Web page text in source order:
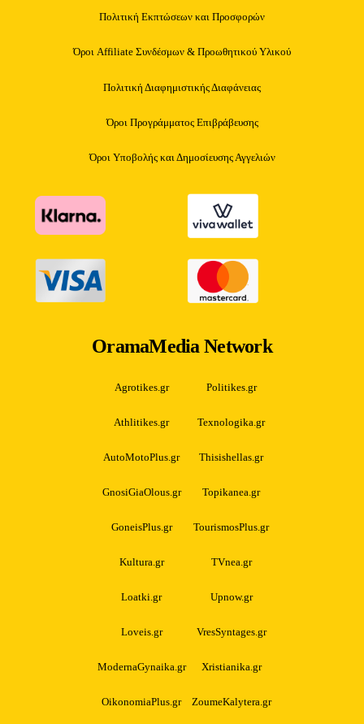
Πολιτική Εκπτώσεων και Προσφορών
Όροι Affiliate Συνδέσμων & Προωθητικού Υλικού
Πολιτική Διαφημιστικής Διαφάνειας
Όροι Προγράμματος Επιβράβευσης
Όροι Υποβολής και Δημοσίευσης Αγγελιών
OramaMedia Network
Agrotikes.gr Politikes.gr
Athlitikes.gr Texnologika.gr
AutoMotoPlus.gr Thisishellas.gr
GnosiGiaOlous.gr Topikanea.gr
GoneisPlus.gr TourismosPlus.gr
Kultura.gr TVnea.gr
Loatki.gr Upnow.gr
Loveis.gr VresSyntages.gr
ModernaGynaika.gr Xristianika.gr
OikonomiaPlus.gr ZoumeKalytera.gr